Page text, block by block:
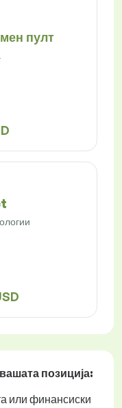
пулт
позиција:
или финансиски